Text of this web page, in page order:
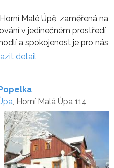
Malé Úpě, zaměřená na
v jedinečném prostředí
a spokojenost je pro nás
detail
, Horní Malá Úpa 114